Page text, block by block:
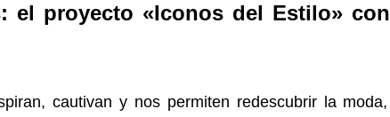
el proyecto «Iconos del Estilo»
cautivan y nos permiten redescubrir la